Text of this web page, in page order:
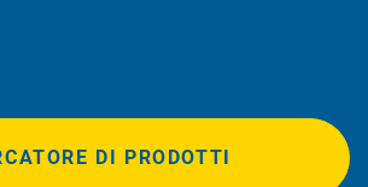
DI PRODOTTI